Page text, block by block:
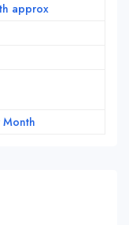
approx
Month